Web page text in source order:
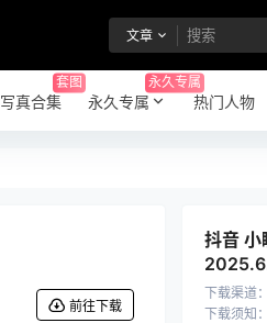
文章
写真合集
套图
永久专属
永久专属
热门人物
前往下载
抖音 小
下载渠道：
下载须知 ：